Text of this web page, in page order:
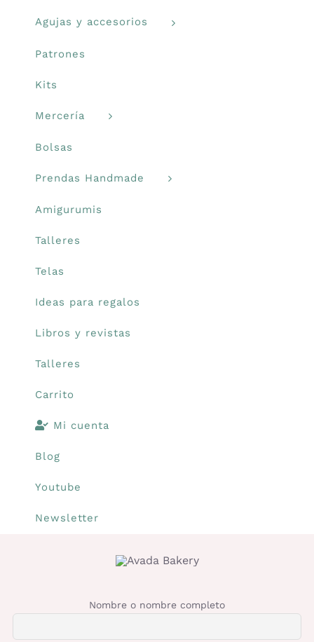
Libros y revistas
Agujas y accesorios
Patrones
Kits
Mercería
Bolsas
Prendas Handmade
Amigurumis
Talleres
Telas
Ideas para regalos
Libros y revistas
Talleres
Carrito
Mi cuenta
Blog
Youtube
Newsletter
Nombre o nombre completo